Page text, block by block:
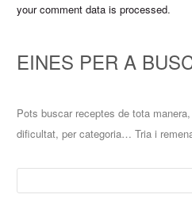
your comment data is processed.
EINES PER A
Pots buscar receptes de tota
dificultat, per categoria… Tria i